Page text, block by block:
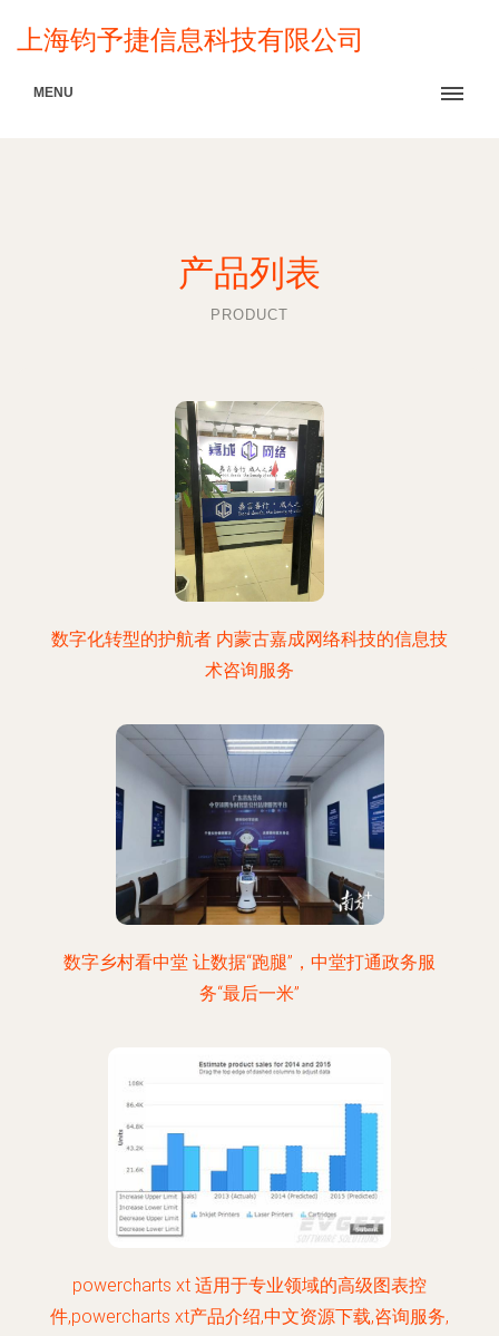
上海钧予捷信息科技有限公司
MENU
产品列表
PRODUCT
数字化转型的护航者 内蒙古嘉成网络科技的信息技
术咨询服务
数字乡村看中堂 让数据“跑腿”，中堂打通政务服
务“最后一米”
powercharts xt 适用于专业领域的高级图表控
件,powercharts xt产品介绍,中文资源下载,咨询服务,